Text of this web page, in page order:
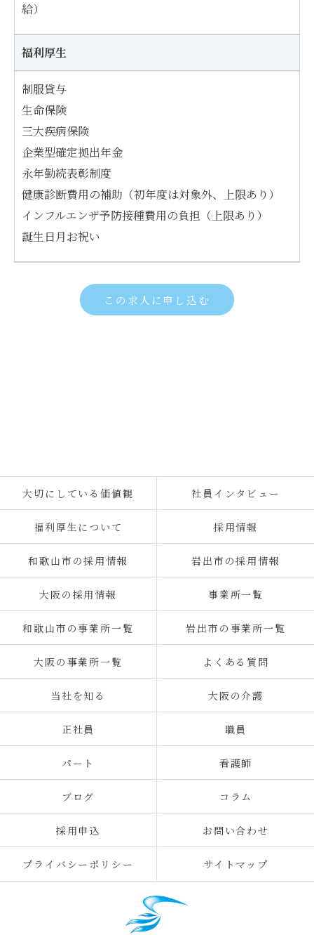
給）
福利厚生
制服貸与
生命保険
三大疾病保険
企業型確定拠出年金
永年勤続表彰制度
健康診断費用の補助（初年度は対象外、上限あり）
インフルエンザ予防接種費用の負担（上限あり）
誕生日月お祝い
この求人に申し込む
大切にしている価値観 社員インタビュー
福利厚生について 採用情報
和歌山市の採用情報 岩出市の採用情報
大阪の採用情報 事業所一覧
和歌山市の事業所一覧 岩出市の事業所一覧
大阪の事業所一覧 よくある質問
当社を知る 大阪の介護
正社員 職員
パート 看護師
ブログ コラム
採用申込 お問い合わせ
プライバシーポリシー サイトマップ